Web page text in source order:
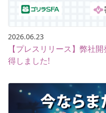
2026.06.23
【プレスリリース】弊社
得しました!